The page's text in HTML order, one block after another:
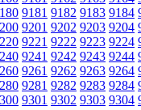
9181 9182 9183 9184
9201 9202 9203 9204
9221 9222 9223 9224
9241 9242 9243 9244
9261 9262 9263 9264
9281 9282 9283 9284
9301 9302 9303 9304